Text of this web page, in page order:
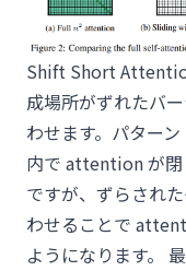
Shift Short
成場所がずれたバ
わせます。パター
内で attention が閉
ですが、ずらされ
わせることで
ようになります。